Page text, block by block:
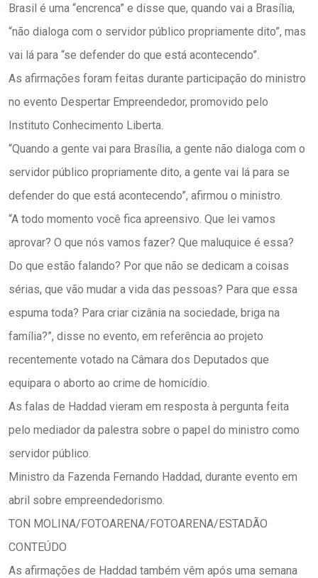
Brasil é uma “encrenca” e disse que, quando vai a Brasília,
“não dialoga com o servidor público propriamente dito”, mas
vai lá para “se defender do que está acontecendo”.
As afirmações foram feitas durante participação do ministro
no evento Despertar Empreendedor, promovido pelo
Instituto Conhecimento Liberta.
“Quando a gente vai para Brasília, a gente não dialoga com o
servidor público propriamente dito, a gente vai lá para se
defender do que está acontecendo”, afirmou o ministro.
“A todo momento você fica apreensivo. Que lei vamos
aprovar? O que nós vamos fazer? Que maluquice é essa?
Do que estão falando? Por que não se dedicam a coisas
sérias, que vão mudar a vida das pessoas? Para que essa
espuma toda? Para criar cizânia na sociedade, briga na
família?”, disse no evento, em referência ao projeto
recentemente votado na Câmara dos Deputados que
equipara o aborto ao crime de homicídio.
As falas de Haddad vieram em resposta à pergunta feita
pelo mediador da palestra sobre o papel do ministro como
servidor público.
Ministro da Fazenda Fernando Haddad, durante evento em
abril sobre empreendedorismo.
TON MOLINA/FOTOARENA/FOTOARENA/ESTADÃO
CONTEÚDO
As afirmações de Haddad também vêm após uma semana